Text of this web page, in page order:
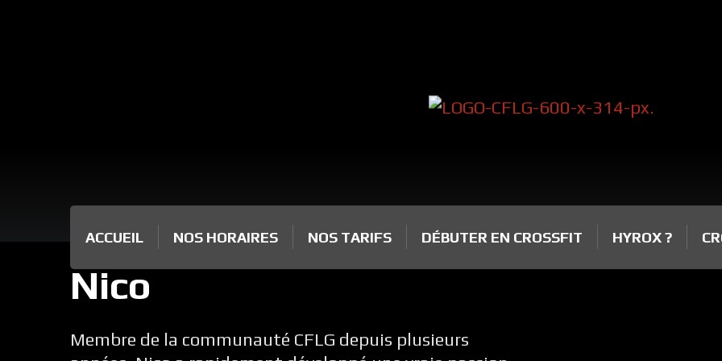
ACCUEIL NOS HORAIRES NOS TARIFS DÉBUTER EN CROSSFIT HYROX ?
Nico
Membre de la communauté CFLG depuis plusieurs
[/vc_column]